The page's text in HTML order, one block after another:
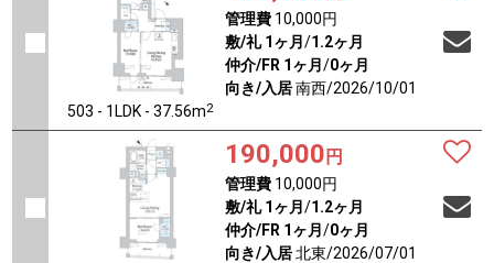
503 - 1LDK - 37.56m2
管理費10,000円
敷/礼 1ヶ月 /1.2ヶ月
仲介/FR 1ヶ月 /0ヶ月
向き/入居南西/2026/10/01
190,000 円
管理費10,000円
敷/礼 1ヶ月 /1.2ヶ月
仲介/FR 1ヶ月 /0ヶ月
向き/入居北東/2026/07/01